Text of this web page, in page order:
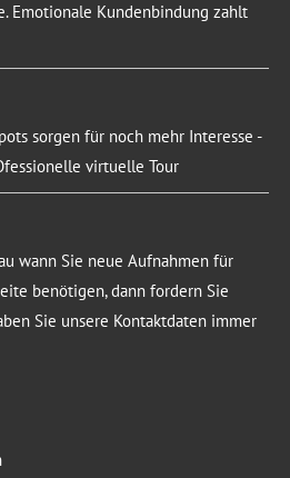
Emotionale Kundenbindung zahlt
sorgen für noch mehr Interesse -
virtuelle Tour
wann Sie neue Aufnahmen für
benötigen, dann fordern Sie
Sie unsere Kontaktdaten immer